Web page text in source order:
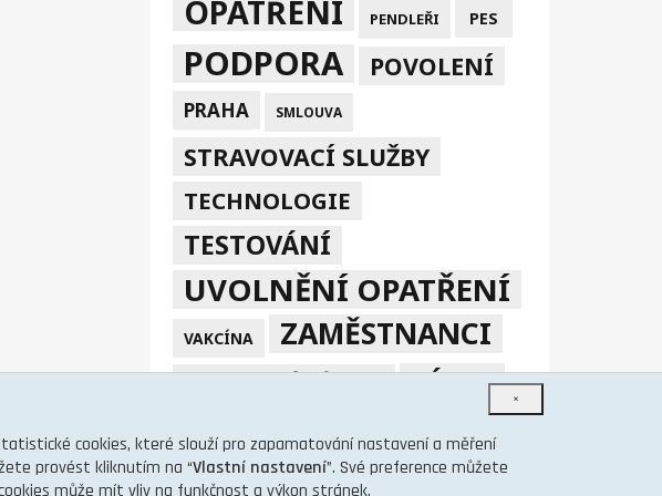
OPATŘENÍ PENDLEŘI PES
PODPORA POVOLENÍ
PRAHA SMLOUVA
STRAVOVACÍ SLUŽBY
TECHNOLOGIE
TESTOVÁNÍ
UVOLNĚNÍ OPATŘENÍ
VAKCÍNA ZAMĚSTNANCI
ZÁKAZ
ZÁLOHY NA SP A ZP ČMZRB
×
cookies, které slouží pro zapamatování nastavení a měření
provést kliknutím na “Vlastní nastavení”. Své preference můžete
může mít vliv na funkčnost a výkon stránek.